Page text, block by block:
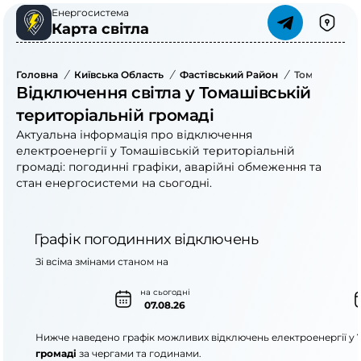
Енергосистема
Карта світла
Головна / Київська Область / Фастівський Район /
Відключення світла у Томашівській
територіальній громаді
Актуальна інформація про відключення
електроенергії у Томашівській територіальній
громаді: погодинні графіки, аварійні обмеження та
стан енергосистеми на сьогодні.
Графік погодинних відключень
на сьогодні
07.08.26
Зі всіма змінами станом на
Нижче наведено графік можливих відключень електроенергії у
громаді за чергами та годинами.